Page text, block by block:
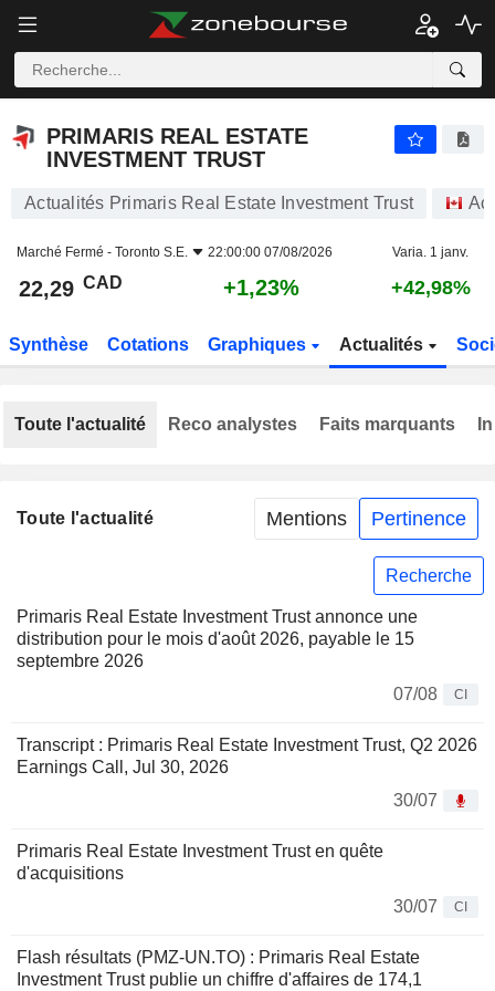
PRIMARIS REAL ESTATE
INVESTMENT TRUST
Actualités Primaris Real Estate Investment Trust
Marché Fermé - Toronto S.E. 22:00:00 07/08/2026 Varia. 1 janv.
22,29 CAD +1,23% +42,98%
Synthèse Cotations Graphiques Actualités
Toute l'actualité Mentions Pertinence
Recherche
Primaris Real Estate Investment Trust annonce une
distribution pour le mois d'août 2026, payable le 15
septembre 2026
07/08
CI
Transcript : Primaris Real Estate Investment Trust, Q2 2026
Earnings Call, Jul 30, 2026
30/07
Primaris Real Estate Investment Trust en quête
d'acquisitions
30/07
CI
Flash résultats (PMZ-UN.TO) : Primaris Real Estate
Investment Trust publie un chiffre d'affaires de 174,1
Toute l'actualité Reco analystes Faits marquants